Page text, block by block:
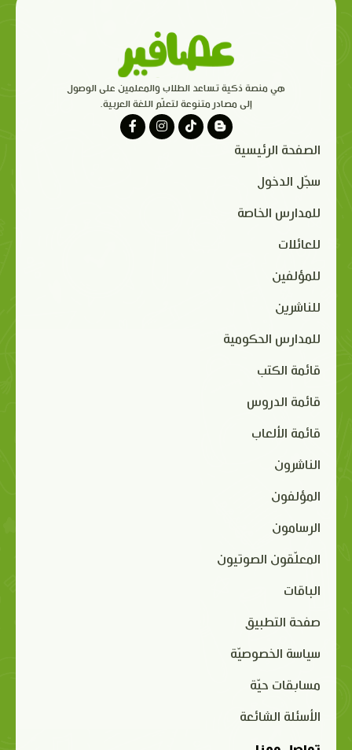
هي منصة ذكية تساعد الطلاب والمعلمين على الوصول
إلى مصادر متنوعة لتعلّم اللغة العربية.
الصفحة الرئيسية
سجّل الدخول
للمدارس الخاصة
للعائلات
للمؤلفين
للناشرين
للمدارس الحكومية
قائمة الكتب
قائمة الدروس
قائمة الألعاب
الناشرون
المؤلفون
الرسامون
المعلّقون الصوتيون
الباقات
صفحة التطبيق
سياسة الخصوصيّة
مسابقات حيّة
الأسئلة الشائعة